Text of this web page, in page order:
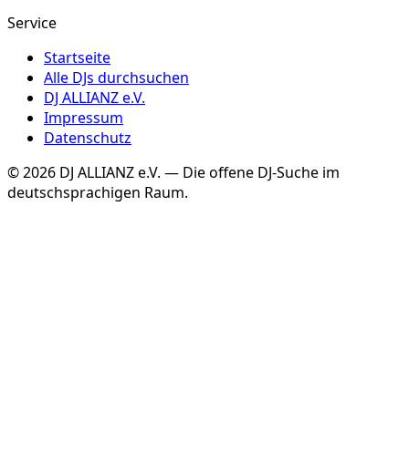
Service
Startseite
Alle DJs durchsuchen
DJ ALLIANZ e.V.
Impressum
Datenschutz
©2026 DJ ALLIANZ e.V. — Die offene DJ-Suche im
deutschsprachigen Raum.